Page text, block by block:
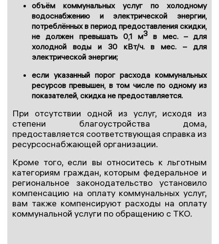
объём коммунальных услуг по холодному
водоснабжению и электрической энергии,
потреблённых в период предоставления скидки,
не должен превышать 0,1 м3 в мес. – для
холодной воды и 30 кВт/ч. в мес. – для
электрической энергии;
если указанный порог расхода коммунальных
ресурсов превышен, в том числе по одному из
показателей, скидка не предоставляется.
При отсутствии одной из услуг, исходя из
степени благоустройства дома,
предоставляется соответствующая справка из
ресурсоснабжающей организации.
Кроме того, если вы относитесь к льготным
категориям граждан, которым федеральное и
региональное законодательство установило
компенсацию на оплату коммунальных услуг,
вам также компенсируют расходы на оплату
коммунальной услуги по обращению с ТКО.